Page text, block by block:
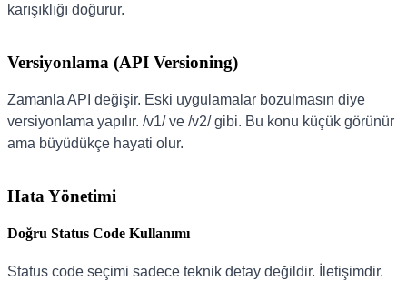
karışıklığı doğurur.
Versiyonlama (API Versioning)
Zamanla API değişir. Eski uygulamalar bozulmasın diye
versiyonlama yapılır. /v1/ ve /v2/ gibi. Bu konu küçük görünür
ama büyüdükçe hayati olur.
Hata Yönetimi
Doğru Status Code Kullanımı
Status code seçimi sadece teknik detay değildir. İletişimdir.